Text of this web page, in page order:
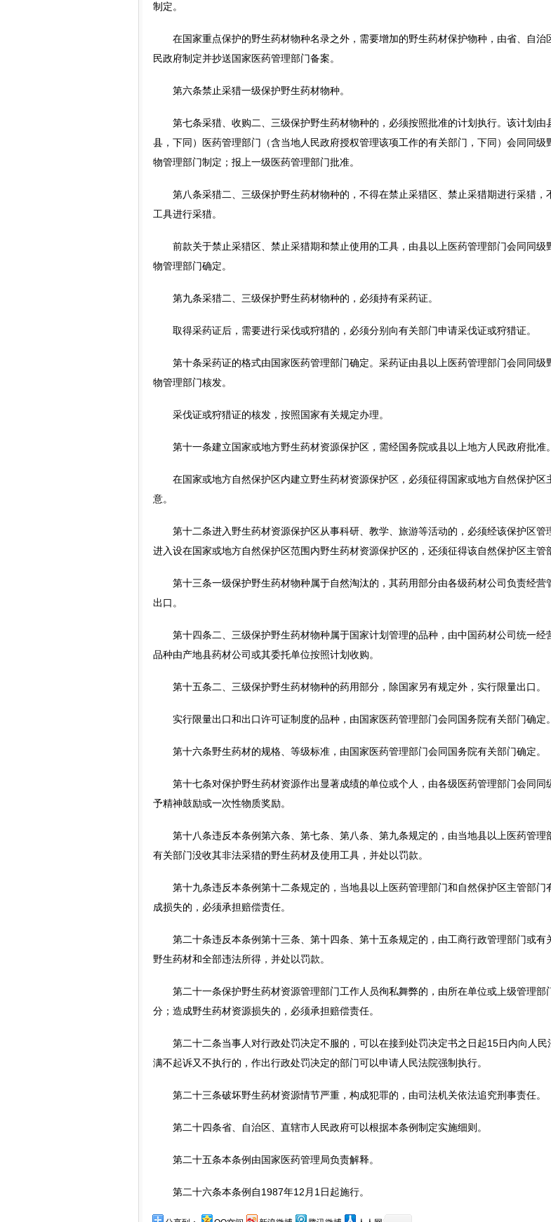
制定。
在国家重点保护的野生药材物种名录之外，需要增加的野生药材保护物种，由省、自治
民政府制定并抄送国家医药管理部门备案。
第六条禁止采猎一级保护野生药材物种。
第七条采猎、收购二、三级保护野生药材物种的，必须按照批准的计划执行。该计划由
县，下同）医药管理部门（含当地人民政府授权管理该项工作的有关部门，下同）会同同级
物管理部门制定；报上一级医药管理部门批准。
第八条采猎二、三级保护野生药材物种的，不得在禁止采猎区、禁止采猎期进行采猎，
工具进行采猎。
前款关于禁止采猎区、禁止采猎期和禁止使用的工具，由县以上医药管理部门会同同级
物管理部门确定。
第九条采猎二、三级保护野生药材物种的，必须持有采药证。
取得采药证后，需要进行采伐或狩猎的，必须分别向有关部门申请采伐证或狩猎证。
第十条采药证的格式由国家医药管理部门确定。采药证由县以上医药管理部门会同同级
物管理部门核发。
采伐证或狩猎证的核发，按照国家有关规定办理。
第十一条建立国家或地方野生药材资源保护区，需经国务院或县以上地方人民政府批准。
在国家或地方自然保护区内建立野生药材资源保护区，必须征得国家或地方自然保护区
意。
第十二条进入野生药材资源保护区从事科研、教学、旅游等活动的，必须经该保护区管
进入设在国家或地方自然保护区范围内野生药材资源保护区的，还须征得该自然保护区主管
第十三条一级保护野生药材物种属于自然淘汰的，其药用部分由各级药材公司负责经营
出口。
第十四条二、三级保护野生药材物种属于国家计划管理的品种，由中国药材公司统一经
品种由产地县药材公司或其委托单位按照计划收购。
第十五条二、三级保护野生药材物种的药用部分，除国家另有规定外，实行限量出口。
实行限量出口和出口许可证制度的品种，由国家医药管理部门会同国务院有关部门确定。
第十六条野生药材的规格、等级标准，由国家医药管理部门会同国务院有关部门确定。
第十七条对保护野生药材资源作出显著成绩的单位或个人，由各级医药管理部门会同同
予精神鼓励或一次性物质奖励。
第十八条违反本条例第六条、第七条、第八条、第九条规定的，由当地县以上医药管理
有关部门没收其非法采猎的野生药材及使用工具，并处以罚款。
第十九条违反本条例第十二条规定的，当地县以上医药管理部门和自然保护区主管部门
成损失的，必须承担赔偿责任。
第二十条违反本条例第十三条、第十四条、第十五条规定的，由工商行政管理部门或有
野生药材和全部违法所得，并处以罚款。
第二十一条保护野生药材资源管理部门工作人员徇私舞弊的，由所在单位或上级管理部
分；造成野生药材资源损失的，必须承担赔偿责任。
第二十二条当事人对行政处罚决定不服的，可以在接到处罚决定书之日起15日内向人民
满不起诉又不执行的，作出行政处罚决定的部门可以申请人民法院强制执行。
第二十三条破坏野生药材资源情节严重，构成犯罪的，由司法机关依法追究刑事责任。
第二十四条省、自治区、直辖市人民政府可以根据本条例制定实施细则。
第二十五条本条例由国家医药管理局负责解释。
第二十六条本条例自1987年12月1日起施行。